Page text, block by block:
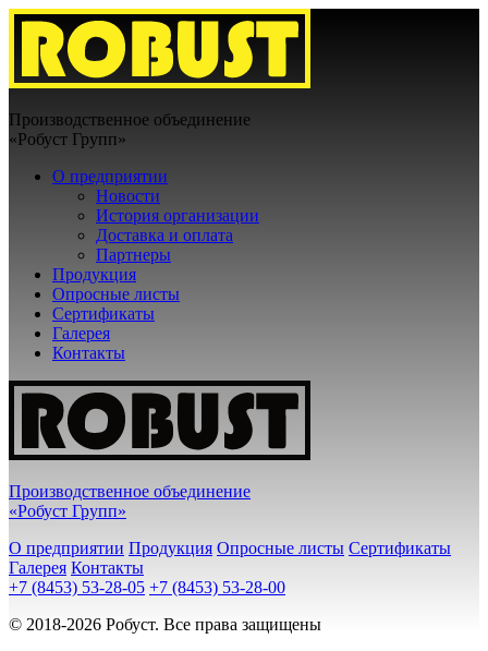
Производственное объединение
«Робуст Групп»
О предприятии
Новости
История организации
Доставка и оплата
Партнеры
Продукция
Опросные листы
Сертификаты
Галерея
Контакты
Производственное объединение
«Робуст Групп»
О предприятии Продукция Опросные листы Сертификаты
Галерея Контакты
+7 (8453) 53-28-05 +7 (8453) 53-28-00
© 2018-2026 Робуст. Все права защищены